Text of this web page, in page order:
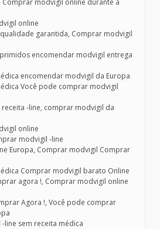
Comprar modvigil online durante a
online
garantida, Comprar modvigil
encomendar modvigil entrega
encomendar modvigil da Europa
Você pode comprar modvigil
-line, comprar modvigil da
online
modvigil -line
Europa, Comprar modvigil Comprar
Comprar modvigil barato Online
agora !, Comprar modvigil online
Agora !, Você pode comprar
sem receita médica